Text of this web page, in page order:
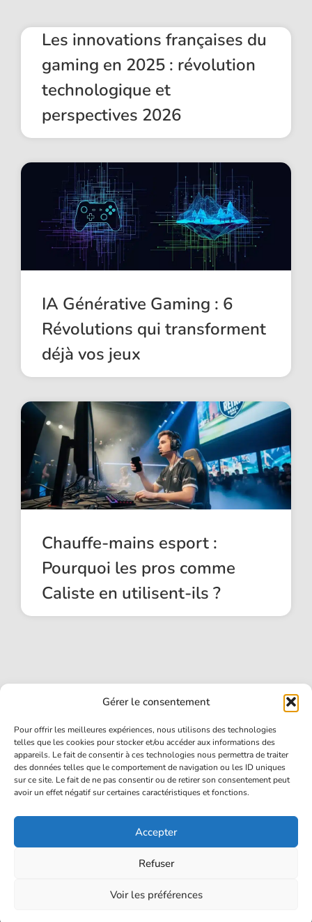
Gérer le consentement
Pour offrir les meilleures expériences, nous utilisons des technologies
telles que les cookies pour stocker et/ou accéder aux informations des
appareils. Le fait de consentir à ces technologies nous permettra de traiter
des données telles que le comportement de navigation ou les ID uniques
sur ce site. Le fait de ne pas consentir ou de retirer son consentement peut
avoir un effet négatif sur certaines caractéristiques et fonctions.
Accepter
Refuser
Voir les préférences
Les innovations françaises du
gaming en 2025 : révolution
technologique et
perspectives 2026
IA Générative Gaming : 6
Révolutions qui transforment
déjà vos jeux
Chauffe-mains esport :
Pourquoi les pros comme
Caliste en utilisent-ils ?
ACCUEIL
JOUEURS
GUIDES